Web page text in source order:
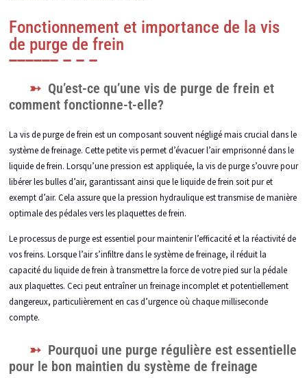
Fonctionnement et importance de la vis
de purge de frein
Qu’est-ce qu’une vis de purge de frein et
comment fonctionne-t-elle?
La vis de purge de frein est un composant souvent négligé mais crucial dans le
système de freinage. Cette petite vis permet d’évacuer l’air emprisonné dans le
liquide de frein. Lorsqu’une pression est appliquée, la vis de purge s’ouvre pour
libérer les bulles d’air, garantissant ainsi que le liquide de frein soit pur et
exempt d’air. Cela assure que la pression hydraulique est transmise de manière
optimale des pédales vers les plaquettes de frein.
Le processus de purge est essentiel pour maintenir l’efficacité et la réactivité de
vos freins. Lorsque l’air s’infiltre dans le système de freinage, il réduit la
capacité du liquide de frein à transmettre la force de votre pied sur la pédale
aux plaquettes. Ceci peut entraîner un freinage incomplet et potentiellement
dangereux, particulièrement en cas d’urgence où chaque milliseconde
compte.
Pourquoi une purge régulière est essentielle
pour le bon maintien du système de freinage